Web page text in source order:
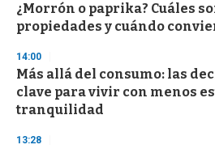
¿Morrón o paprika? Cuáles
propiedades y cuándo
14:00
Más allá del consumo: las
clave para vivir con menos
tranquilidad
13:28